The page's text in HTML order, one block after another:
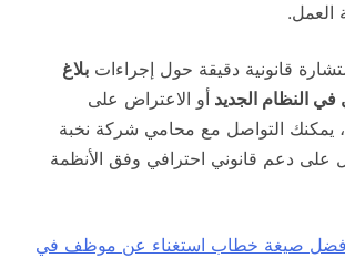
العمل.
قانونية دقيقة حول إجراءات بلاغ
النظام الجديد أو الاعتراض على
يمكنك التواصل مع محامي شركة نخبة
على دعم قانوني احترافي وفق الأنظمة
صيغة خطاب استغناء عن موظف في